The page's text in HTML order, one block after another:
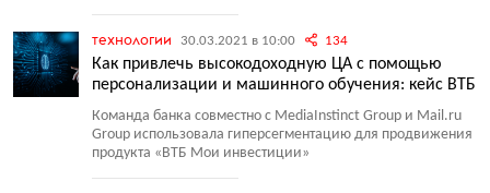
технологии 30.03.2021 в 10:00 134
Как привлечь высокодоходную ЦА с помощью
персонализации и машинного обучения: кейс ВТБ
Команда банка совместно с MediaInstinct Group и Mail.ru
Group использовала гиперсегментацию для продвижения
продукта «ВТБ Мои инвестиции»